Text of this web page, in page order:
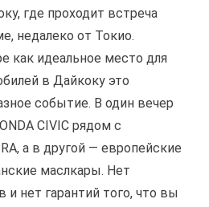
где проходит встреча
недалеко от Токио.
как идеальное место для
в Дайкоку это
событие. В один вечер
CIVIC рядом с
а в другой — европейские
маслкары. Нет
и нет гарантий того, что вы